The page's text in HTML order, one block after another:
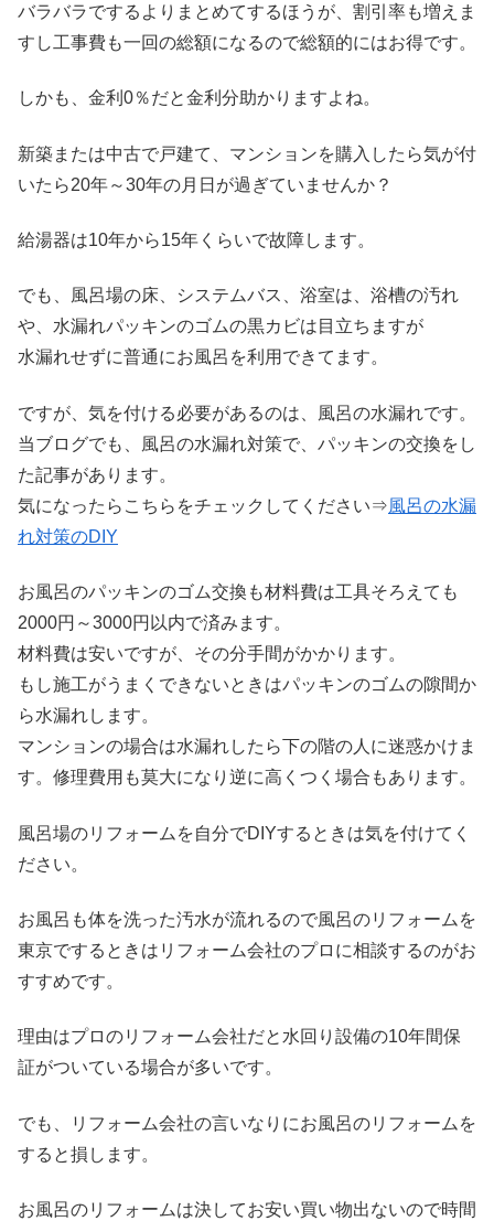
バラバラでするよりまとめてするほうが、割引率も増えま
すし工事費も一回の総額になるので総額的にはお得です。
しかも、金利0％だと金利分助かりますよね。
新築または中古で戸建て、マンションを購入したら気が付
いたら20年～30年の月日が過ぎていませんか？
給湯器は10年から15年くらいで故障します。
でも、風呂場の床、システムバス、浴室は、浴槽の汚れ
や、水漏れパッキンのゴムの黒カビは目立ちますが
水漏れせずに普通にお風呂を利用できてます。
ですが、気を付ける必要があるのは、風呂の水漏れです。
当ブログでも、風呂の水漏れ対策で、パッキンの交換をし
た記事があります。
気になったらこちらをチェックしてください⇒風呂の水漏
れ対策のDIY
お風呂のパッキンのゴム交換も材料費は工具そろえても
2000円～3000円以内で済みます。
材料費は安いですが、その分手間がかかります。
もし施工がうまくできないときはパッキンのゴムの隙間か
ら水漏れします。
マンションの場合は水漏れしたら下の階の人に迷惑かけま
す。修理費用も莫大になり逆に高くつく場合もあります。
風呂場のリフォームを自分でDIYするときは気を付けてく
ださい。
お風呂も体を洗った汚水が流れるので風呂のリフォームを
東京でするときはリフォーム会社のプロに相談するのがお
すすめです。
理由はプロのリフォーム会社だと水回り設備の10年間保
証がついている場合が多いです。
でも、リフォーム会社の言いなりにお風呂のリフォームを
すると損します。
お風呂のリフォームは決してお安い買い物出ないので時間